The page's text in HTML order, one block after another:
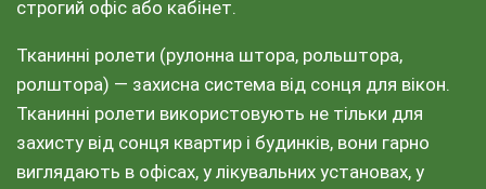
строгий офіс або кабінет.
Тканинні ролети (рулонна штора, рольштора,
ролштора) — захисна система від сонця для вікон.
Тканинні ролети використовують не тільки для
захисту від сонця квартир і будинків, вони гарно
виглядають в офісах, у лікувальних установах, у